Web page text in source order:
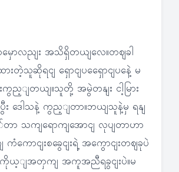
ောလညျး အသိရှိတယျလေ။တဈခါ
းတဲ့သူဆိုရငျ ရှောငျပရှေောငျပနေဲ့ မ
းကွည့ျတယျ။သူတို့ အမွဲတနျး ငါ့မြား
ဒေါသနဲ့ ကွည့ျတာ။ဘယျသူနဲ့မှ ရနျ
သကျရောကျအောငျ လုပျတာဟာ
ောငျးစခွေငျးရဲ့ အကွောငျးတဈခုပဲ
ကိုယ့ျအတှကျ အကူအညီရခွငျးပဲ။မ